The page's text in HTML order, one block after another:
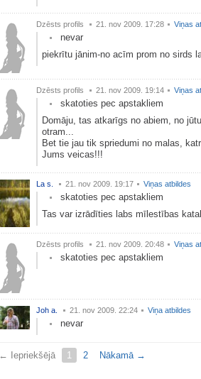
Dzēsts profils 21. nov 2009. 17:28 Viņas
nevar
piekrītu jānim-no acīm prom no sirds
Dzēsts profils 21. nov 2009. 19:14 Viņas
skatoties pec apstakliem
Domāju, tas atkarīgs no abiem, no
otram...
Bet tie jau tik spriedumi no malas,
Jums veicas!!!
La s. 21. nov 2009. 19:17 Viņas atbildes
skatoties pec apstakliem
Tas var izrādīties labs mīlestības
Dzēsts profils 21. nov 2009. 20:48 Viņas
skatoties pec apstakliem
Joh a. 21. nov 2009. 22:24 Viņa atbildes
nevar
← Iepriekšējā 1 2 Nākamā →